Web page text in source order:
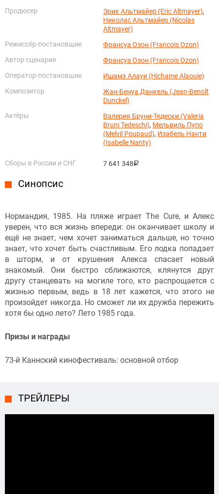
Продюсер
Эрик Альтмайер (Eric Altmayer),
Николас Альтмайер (Nicolas
Altmayer)
Режиссёр-постановщик
Франсуа Озон (Francois Ozon)
Автор сценария
Франсуа Озон (Francois Ozon)
Оператор-постановщик
Ишамэ Алауи (Hichame Alaouie)
Композитор
Жан-Бенуа Данкель (Jean-Benoît
Dunckel)
Актёры
Валерия Бруни-Тедески (Valeria
Bruni Tedeschi), Мельвиль Пупо
(Melvil Poupaud), Изабель Нанти
(Isabelle Nanty)
Сборы в России и СНГ 7 641 348руб.
Синопсис
Нормандия, 1985. На пляже играет The Cure, и Алекс
уверен, что вся жизнь впереди: он оканчивает школу и
ещё не знает, чем хочет заниматься дальше, но точно
знает, что хочет быть счастливым. Его лодка попадает
в шторм, и от крушения Алекса спасает новый
знакомый. Они быстро сближаются, клянутся друг
другу станцевать на могиле того, кто распрощается с
жизнью первым, ведь в 18 лет кажется, что этого не
произойдет никогда. Но сможет ли их дружба пережить
хотя бы одно лето? Лето 1985 года.
Призы и награды
73-й Каннский кинофестиваль: основной отбор
ТРЕЙЛЕРЫ